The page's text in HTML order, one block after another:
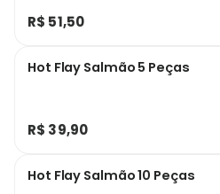
R$ 51,50
Hot Flay Salmão 5 Peças
R$ 39,90
Hot Flay Salmão 10 Peças